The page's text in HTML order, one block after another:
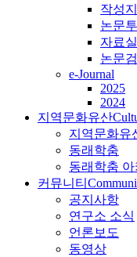
작성
논문
자료
논문
e-Journal
2025
2024
지역문화유산
지역문화유
동래학춤
동래학춤 아
커뮤니티
공지사항
연구소 소식
언론보도
동영상